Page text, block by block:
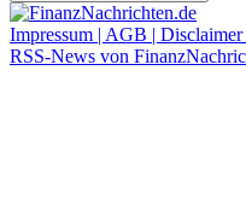
Impressum | AGB | Disclaimer
RSS-News von